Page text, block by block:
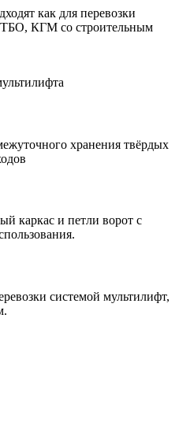
как для перевозки
ТБО, КГМ со строительным
хранения твёрдых
каркас и петли ворот с
системой мультилифт,